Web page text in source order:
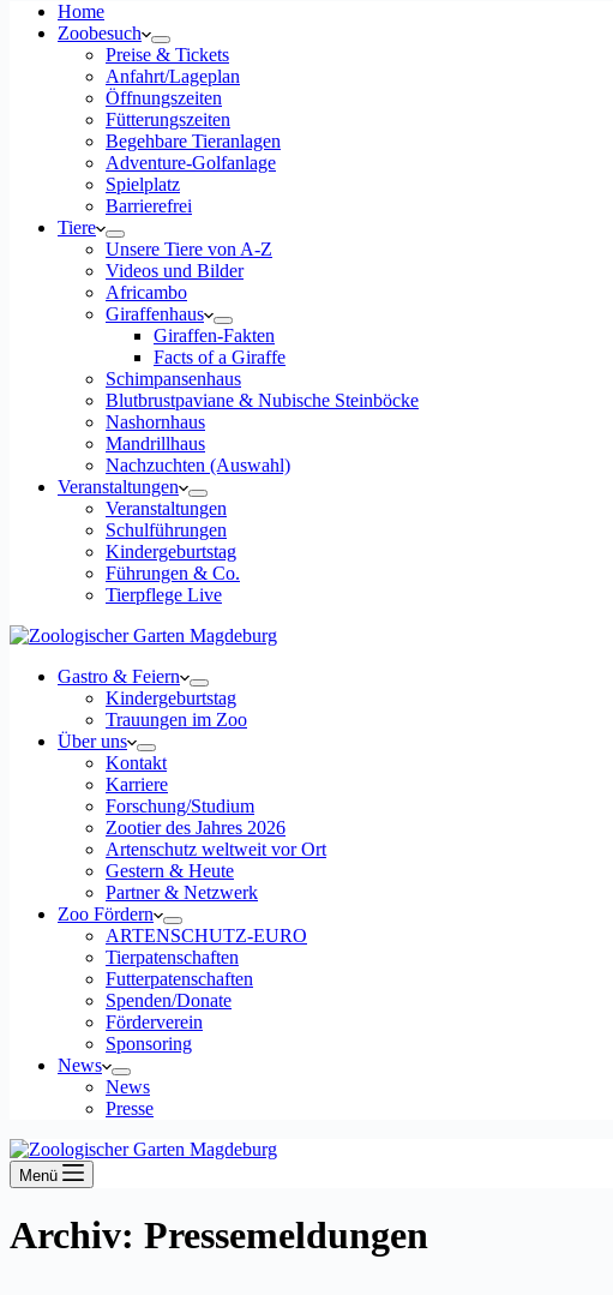
Home
Zoobesuch
Preise & Tickets
Anfahrt/Lageplan
Öffnungszeiten
Fütterungszeiten
Begehbare Tieranlagen
Adventure-Golfanlage
Spielplatz
Barrierefrei
Tiere
Unsere Tiere von A-Z
Videos und Bilder
Africambo
Giraffenhaus
Giraffen-Fakten
Facts of a Giraffe
Schimpansenhaus
Blutbrustpaviane & Nubische Steinböcke
Nashornhaus
Mandrillhaus
Nachzuchten (Auswahl)
Veranstaltungen
Veranstaltungen
Schulführungen
Kindergeburtstag
Führungen & Co.
Tierpflege Live
Gastro & Feiern
Kindergeburtstag
Trauungen im Zoo
Über uns
Kontakt
Karriere
Forschung/Studium
Zootier des Jahres 2026
Artenschutz weltweit vor Ort
Gestern & Heute
Partner & Netzwerk
Zoo Fördern
ARTENSCHUTZ-EURO
Tierpatenschaften
Futterpatenschaften
Spenden/Donate
Förderverein
Sponsoring
News
News
Presse
Menü
Archiv: Pressemeldungen